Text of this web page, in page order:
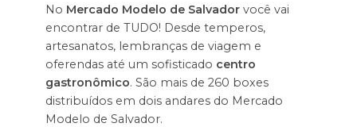
No Mercado Modelo de Salvadorvocê vai
encontrar de TUDO! Desde temperos,
artesanatos, lembranças de viagem e
oferendas até um sofisticado centro
gastronômico. São mais de 260 boxes
distribuídos em dois andares do Mercado
Modelo de Salvador.